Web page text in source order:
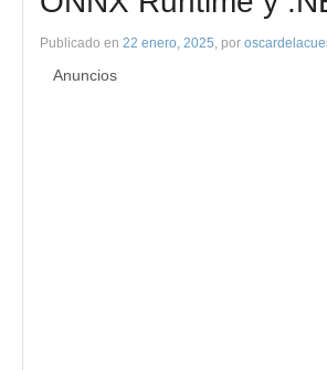
Publicado en 22 enero, 2025, por
Anuncios